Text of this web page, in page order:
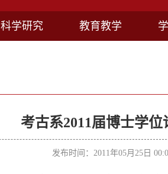
科学研究 教育教学
考古系2011届博士学
发布时间：2011年05月25日